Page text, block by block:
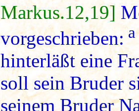
Markus.12,19]
vorgeschrieben:a
hinterläßt eine
soll sein Bruder
seinem Bruder